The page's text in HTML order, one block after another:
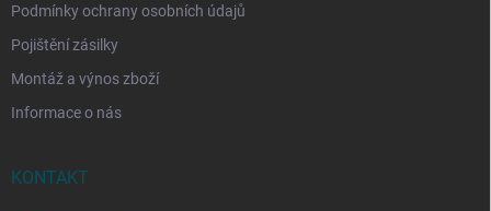
Podmínky ochrany osobních údajů
Pojištění zásilky
Montáž a výnos zboží
Informace o nás
KONTAKT